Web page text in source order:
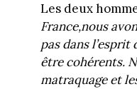
Les deux
France,nous
pas dans l’esprit
être cohérents.
matraquage et